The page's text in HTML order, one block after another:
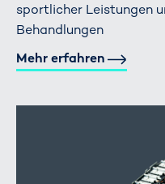
sportlicher Leistungen
Behandlungen
Mehr erfahren